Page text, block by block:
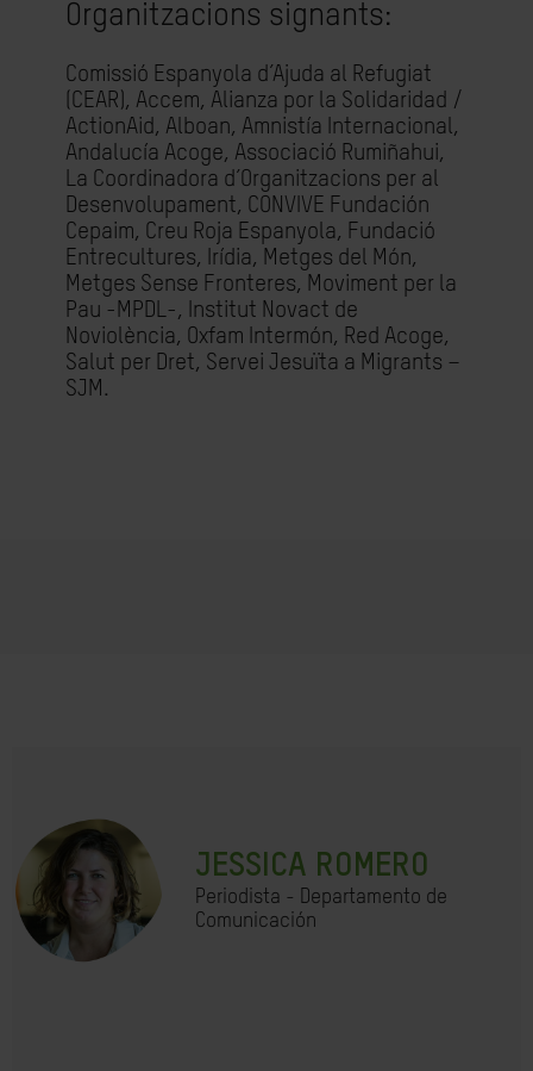
Organitzacions signants:
Comissió Espanyola d’Ajuda al Refugiat
(CEAR), Accem, Alianza por la Solidaridad /
ActionAid, Alboan, Amnistía Internacional,
Andalucía Acoge, Associació Rumiñahui,
La Coordinadora d’Organitzacions per al
Desenvolupament, CONVIVE Fundación
Cepaim, Creu Roja Espanyola, Fundació
Entrecultures, Irídia, Metges del Món,
Metges Sense Fronteres, Moviment per la
Pau -MPDL-, Institut Novact de
Noviolència, Oxfam Intermón, Red Acoge,
Salut per Dret, Servei Jesuïta a Migrants –
SJM.
JESSICA ROMERO
Periodista - Departamento de
Comunicación